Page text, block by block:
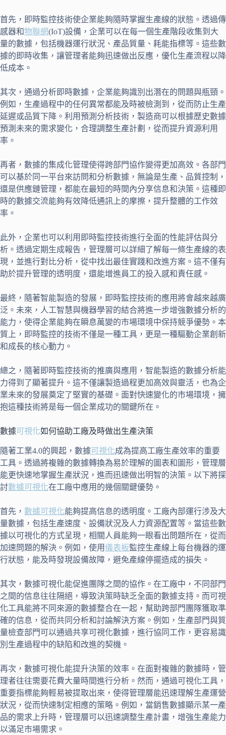
首先，即時監控技術使企業能夠隨時掌握生產線的狀態。透過傳
感器和物聯網(IoT)設備，企業可以在每一個生產階段收集到大
量的數據，包括機器運行狀況、產品質量、耗能指標等。這些數
據的即時收集，讓管理者能夠迅速做出反應，優化生產流程以降
低成本。
其次，通過分析即時數據，企業能夠識別出潛在的問題與瓶頸。
例如，生產過程中的任何異常都能及時被檢測到，從而防止生產
延遲或品質下降。利用預測分析技術，製造商可以根據歷史數據
預測未來的需求變化，合理調整生產計劃，從而提升資源利用
率。
再者，數據的集成化管理使得跨部門協作變得更加高效。各部門
可以基於同一平台來訪問和分析數據，無論是生產、品質控制，
還是供應鏈管理，都能在最短的時間內分享信息和決策。這種即
時的數據交流能夠有效降低通訊上的摩擦，提升整體的工作效
率。
此外，企業也可以利用即時監控技術進行全面的性能評估與分
析。透過定期生成報告，管理層可以詳細了解每一條生產線的表
現，並進行對比分析，從中找出最佳實踐和改進方案。這不僅有
助於提升管理的透明度，還能增進員工的投入感和責任感。
最終，隨著智能製造的發展，即時監控技術的應用將會越來越廣
泛。未來，人工智慧與機器學習的結合將進一步增強數據分析的
能力，使得企業能夠在瞬息萬變的市場環境中保持競爭優勢。本
質上，即時監控的技術不僅是一種工具，更是一種驅動企業創新
和成長的核心動力。
總之，隨著即時監控技術的推廣與應用，智能製造的數據分析能
力得到了顯著提升。這不僅讓製造過程更加高效與靈活，也為企
業未來的發展奠定了堅實的基礎。面對快速變化的市場環境，擁
抱這種技術將是每一個企業成功的關鍵所在。
數據可視化如何協助工廠及時做出生產決策
隨著工業4.0的興起，數據可視化成為提高工廠生產效率的重要
工具。透過將複雜的數據轉換為易於理解的圖表和圖形，管理層
能更快速地掌握生產狀況，進而迅速做出明智的決策。以下將探
討數據可視化在工廠中應用的幾個關鍵優勢。
首先， 數據可視化能夠提高信息的透明度。工廠內部運行涉及大
量數據，包括生產速度、設備狀況及人力資源配置等。當這些數
據以可視化的方式呈現，相關人員能夠一眼看出問題所在，從而
加速問題的解決。例如，使用儀表板監控生產線上每台機器的運
行狀態，能及時發現設備故障，避免產線停擺造成的損失。
其次，數據可視化能促進團隊之間的協作。在工廠中，不同部門
之間的信息往往隔絕，導致決策時缺乏全面的數據支持。而可視
化工具能將不同來源的數據整合在一起，幫助跨部門團隊獲取準
確的信息，從而共同分析和討論解決方案。例如，生產部門與質
量檢查部門可以通過共享可視化數據，進行協同工作，更容易識
別生產過程中的缺陷和改進的契機。
再次，數據可視化能提升決策的效率。在面對複雜的數據時，管
理者往往需要花費大量時間進行分析。然而，通過可視化工具，
重要指標能夠輕易被提取出來，使得管理層能迅速理解生產運營
狀況，從而快速制定相應的策略。例如，當銷售數據顯示某一產
品的需求上升時，管理層可以迅速調整生產計畫，增強生產能力
以滿足市場需求。